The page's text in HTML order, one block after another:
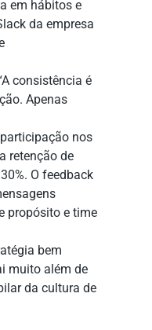
em hábitos e
da empresa
consistência é
Apenas
nos
retenção de
O feedback
propósito e time
bem
muito além de
da cultura de